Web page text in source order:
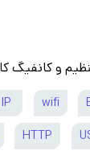
و کانفیگ
wifi
HTTP